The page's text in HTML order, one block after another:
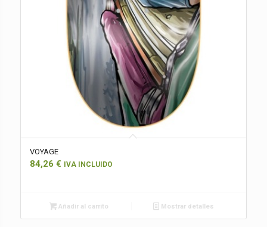
VOYAGE
84,26 € IVA INCLUIDO
Añadir al carrito Mostrar detalles